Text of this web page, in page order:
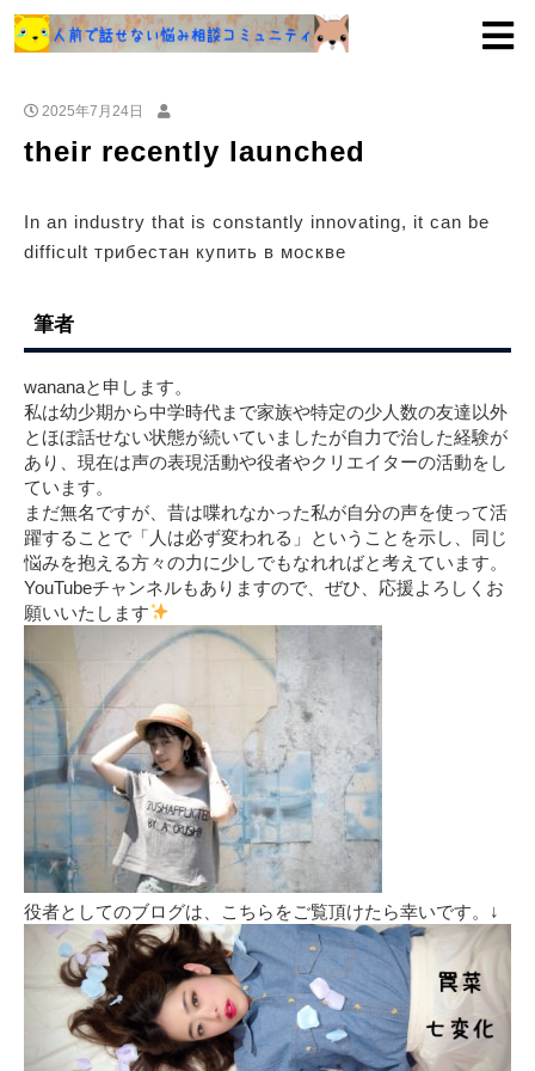
2025年7月24日
their recently launched
In an industry that is constantly innovating, it can be
difficult трибестан купить в москве
筆者
wananaと申します。
私は幼少期から中学時代まで家族や特定の少人数の友達以外
とほぼ話せない状態が続いていましたが自力で治した経験が
あり、現在は声の表現活動や役者やクリエイターの活動をし
ています。
まだ無名ですが、昔は喋れなかった私が自分の声を使って活
躍することで「人は必ず変われる」ということを示し、同じ
悩みを抱える方々の力に少しでもなれればと考えています。
YouTubeチャンネルもありますので、ぜひ、応援よろしくお
願いいたします
役者としてのブログは、こちらをご覧頂けたら幸いです。↓